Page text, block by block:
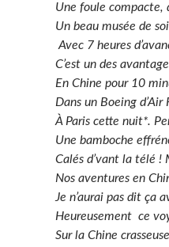
Une foule compacte,
Un beau musée de
Avec 7 heures
C’est un des
En Chine pour 10
Dans un Boeing
À Paris cette nuit*.
Une bamboche
Calés d’vant la télé !
Nos aventures en
Je n’aurai pas dit ça
Heureusement ce
Sur la Chine